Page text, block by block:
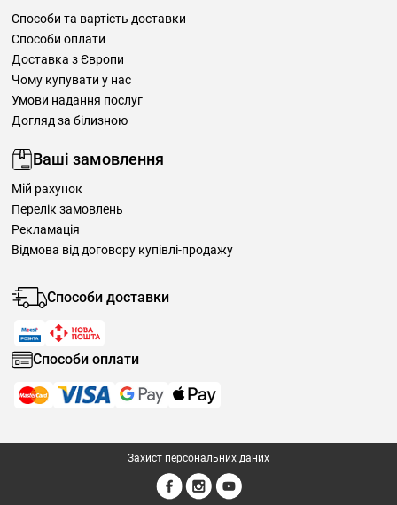
Способи та вартість доставки
Способи оплати
Доставка з Європи
Чому купувати у нас
Умови надання послуг
Догляд за білизною
Ваші замовлення
Мій рахунок
Перелік замовлень
Рекламація
Відмова від договору купівлі-продажу
Способи доставки
Способи оплати
Захист персональних даних